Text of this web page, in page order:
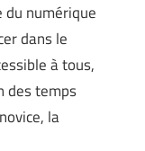
du numérique
dans le
à tous,
des temps
la